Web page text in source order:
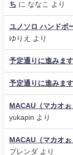
ち に ななこ より
ユノソロ ハンドボ
ゆりえ
より
予定通りに進みま
予定通りに進みま
MACAU（マカオ
yukapin より
MACAU（マカオ
ブレンダ より